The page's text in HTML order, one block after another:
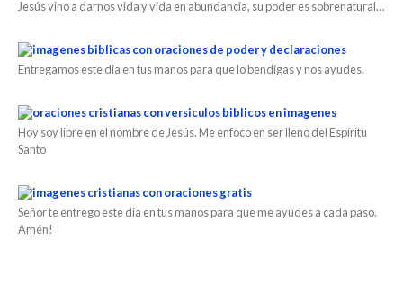
Jesús vino a darnos vida y vida en abundancia, su poder es sobrenatural…
Entregamos este dia en tus manos para que lo bendigas y nos ayudes.
Hoy soy libre en el nombre de Jesús. Me enfoco en ser lleno del Espíritu
Santo
Señor te entrego este dia en tus manos para que me ayudes a cada paso.
Amén!